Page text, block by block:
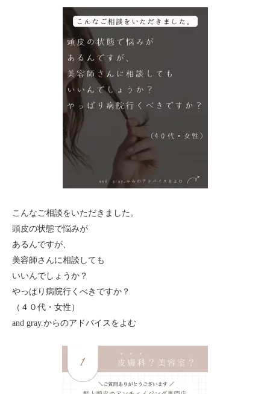
こんなご相談をいただきました。
頭皮の状態で悩みが
あるんですが、
美容師さんに相談しても
いいんでしょうか？
やっぱり病院行くべきですか？
（４０代・女性）
and gray.からのアドバイスをよむ